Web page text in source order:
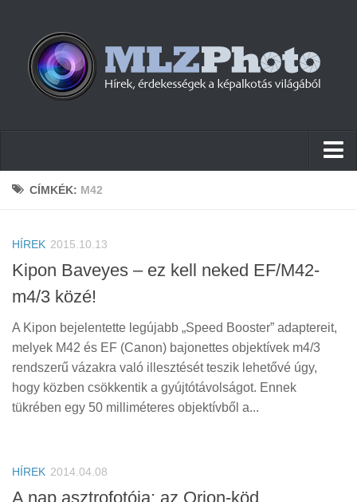
Hírek
Cikkek
Szoftver
Firmware
Tudástár
Tanácsok
Érdekességek
CÍMKÉK: M42
HÍREK 2015.10.13
Kipon Baveyes – ez kell neked EF/M42-
m4/3 közé!
A Kipon bejelentette legújabb „Speed Booster” adaptereit,
melyek M42 és EF (Canon) bajonettes objektívek m4/3
rendszerű vázakra való illesztését teszik lehetővé úgy,
hogy közben csökkentik a gyújtótávolságot. Ennek
tükrében egy 50 milliméteres objektívből a...
HÍREK 2014.04.08
A nap asztrofotója: az Orion-köd